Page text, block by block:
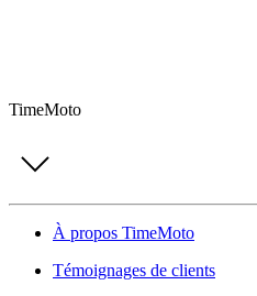
TimeMoto
À propos TimeMoto
Témoignages de clients